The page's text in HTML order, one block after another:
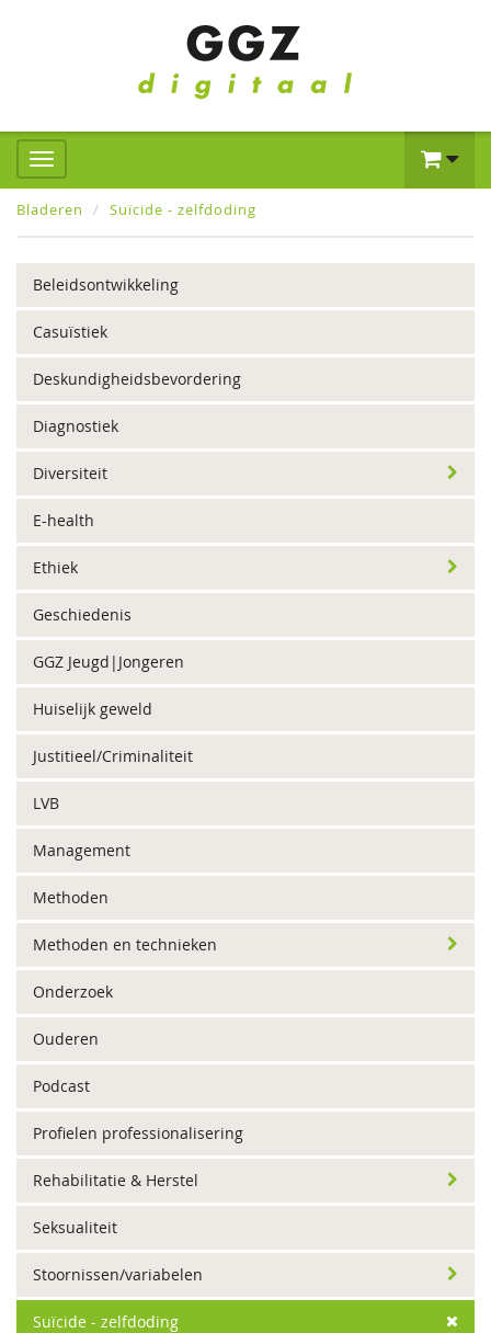
Bladeren Suïcide - zelfdoding
Beleidsontwikkeling
Casuïstiek
Deskundigheidsbevordering
Diagnostiek
Diversiteit
E-health
Ethiek
Geschiedenis
GGZ Jeugd|Jongeren
Huiselijk geweld
Justitieel/Criminaliteit
LVB
Management
Methoden
Methoden en technieken
Onderzoek
Ouderen
Podcast
Profielen professionalisering
Rehabilitatie & Herstel
Seksualiteit
Stoornissen/variabelen
Suïcide - zelfdoding